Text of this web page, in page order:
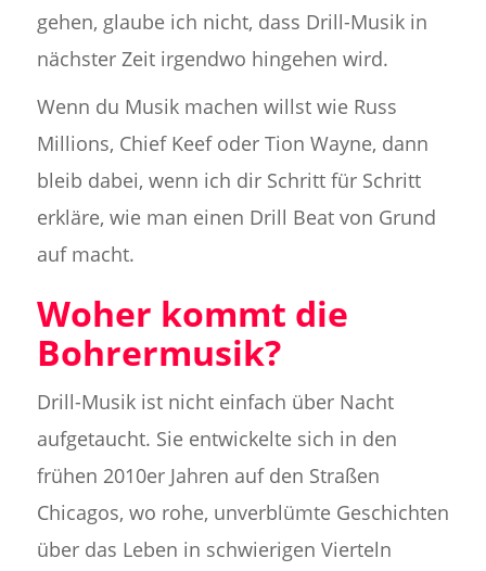
gehen, glaube ich nicht, dass Drill-Musik in
nächster Zeit irgendwo hingehen wird.
Wenn du Musik machen willst wie Russ
Millions, Chief Keef oder Tion Wayne, dann
bleib dabei, wenn ich dir Schritt für Schritt
erkläre, wie man einen Drill Beat von Grund
auf macht.
Woher kommt die
Bohrermusik?
Drill-Musik ist nicht einfach über Nacht
aufgetaucht. Sie entwickelte sich in den
frühen 2010er Jahren auf den Straßen
Chicagos, wo rohe, unverblümte Geschichten
über das Leben in schwierigen Vierteln